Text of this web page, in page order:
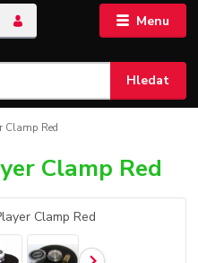
Menu
Hledat
Clamp Red
Clamp Red